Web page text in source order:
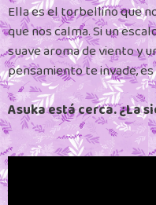
Ella es el torbellino que
que nos calma. Si un
suave aroma de viento y
pensamiento te invade,
Asuka está cerca. ¿La